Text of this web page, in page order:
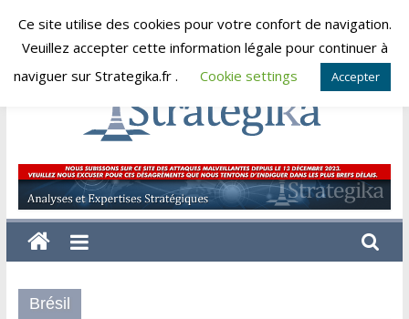
Skip
samedi, août 8, 2026
Strategika
Expertise
et
Analyses
Brésil
Ce site utilise des cookies pour votre confort de navigation.
Veuillez accepter cette information légale pour continuer à
naviguer sur Strategika.fr .
Cookie settings Accepter